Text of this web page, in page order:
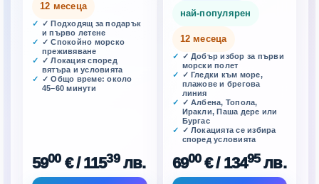
12 месеца
✓ Подходящ за подарък
и първо летене
✓ Спокойно морско
преживяване
✓ Локация според
вятъра и условията
✓ Общо време: около
45–60 минути
5900 €/ 11539лв.
най-популярен
12 месеца
✓ Добър избор за първи
морски полет
✓ Гледки към море,
плажове и брегова
линия
✓ Албена, Топола,
Иракли, Паша дере или
Бургас
✓ Локацията се избира
според условията
6900 €/ 13495лв.